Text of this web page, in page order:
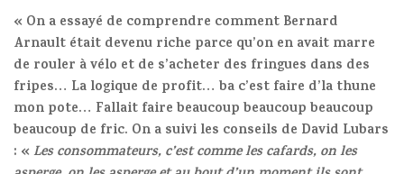
« On a essayé de comprendre comment Bernard
Arnault était devenu riche parce qu’on en avait marre
de rouler à vélo et de s’acheter des fringues dans des
fripes… La logique de profit… ba c’est faire d’la thune
mon pote… Fallait faire beaucoup beaucoup beaucoup
beaucoup de fric. On a suivi les conseils de David Lubars
: « Les consommateurs, c’est comme les cafards, on les